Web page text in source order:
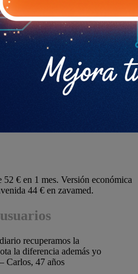
€ en 1 mes. Versión económica
44 € en zavamed.
recuperamos la
la diferencia además yo
Carlos, 47 años